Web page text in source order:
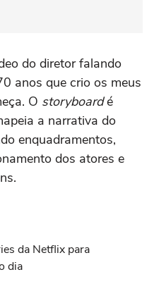
do diretor falando
anos que crio os meus
O storyboardé
a narrativa do
enquadramentos,
dos atores e
da Netflix para
dia